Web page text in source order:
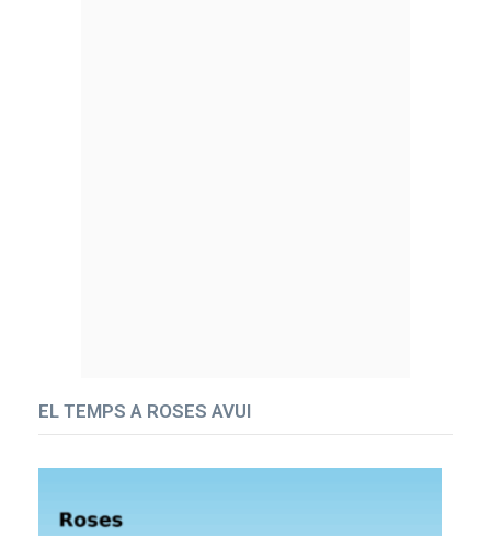
EL TEMPS A ROSES AVUI